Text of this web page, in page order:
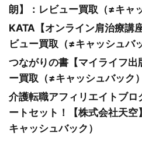
朗】：レビュー買取（≠キャ
KATA【オンライン肩治療講
ビュー買取（≠キャッシュバ
つながりの書【マイライフ出
ー買取（≠キャッシュバック）
介護転職アフィリエイトブロ
ートセット！【株式会社天
キャッシュバック）